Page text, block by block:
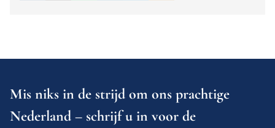
Mis niks in de strijd om ons prachtige
Nederland – schrijf u in voor de